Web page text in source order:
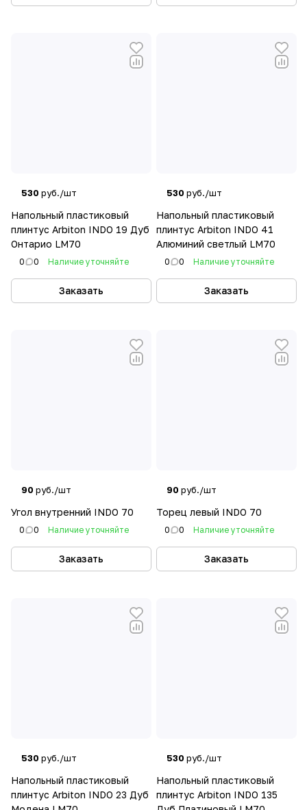
530 руб./шт
Напольный пластиковый
плинтус Arbiton INDO 19 Дуб
Онтарио LM70
0 0 Наличие уточняйте
Заказать
530 руб./шт
Напольный пластиковый
плинтус Arbiton INDO 41
Алюминий светлый LM70
0 0 Наличие уточняйте
Заказать
90 руб./шт
Угол внутренний INDO 70
0 0 Наличие уточняйте
Заказать
90 руб./шт
Торец левый INDO 70
0 0 Наличие уточняйте
Заказать
530 руб./шт
Напольный пластиковый
плинтус Arbiton INDO 23 Дуб
530 руб./шт
Напольный пластиковый
плинтус Arbiton INDO 135